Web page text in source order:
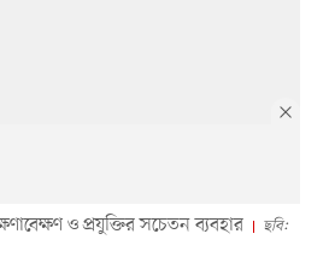
ও প্রযুক্তির সচেতন ব্যবহার
ছবি: